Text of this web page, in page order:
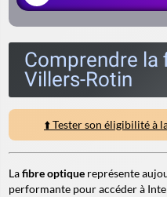
Comprendre la
Villers-Rotin
⬆️ Tester son éligibilité à
Lafibre optique représente
performante pour accéder à